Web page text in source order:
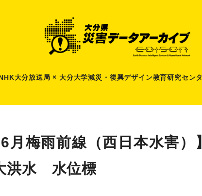
大分放送局 × 大分大学減災 ・ 復興デザイン教育研究セン
6月梅雨前線（西日本水害
洪水 水位標